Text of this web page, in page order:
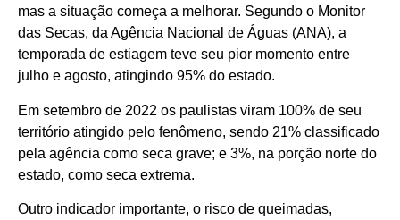
mas a situação começa a melhorar. Segundo o Monitor
das Secas, da Agência Nacional de Águas (ANA), a
temporada de estiagem teve seu pior momento entre
julho e agosto, atingindo 95% do estado.
Em setembro de 2022 os paulistas viram 100% de seu
território atingido pelo fenômeno, sendo 21% classificado
pela agência como seca grave; e 3%, na porção norte do
estado, como seca extrema.
Outro indicador importante, o risco de queimadas,